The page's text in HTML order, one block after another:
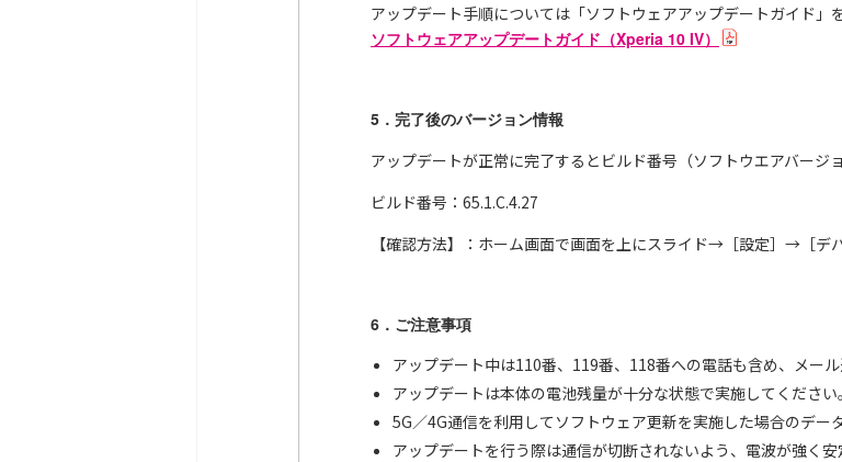
アップデート手順については「ソフトウェアアップデートガイド」
ソフトウェアアップデートガイド（Xperia 10 IV）
5．完了後のバージョン情報
アップデートが正常に完了するとビルド番号（ソフトウエアバージ
ビルド番号：65.1.C.4.27
【確認方法】：ホーム画面で画面を上にスライド→［設定］→［デ
6．ご注意事項
アップデート中は110番、119番、118番への電話も含め、メー
アップデートは本体の電池残量が十分な状態で実施してください。
5G／4G通信を利用してソフトウェア更新を実施した場合のデー
アップデートを行う際は通信が切断されないよう、電波が強く